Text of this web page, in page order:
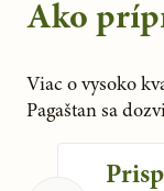
Ako
Viac o vysoko
Pagaštan sa